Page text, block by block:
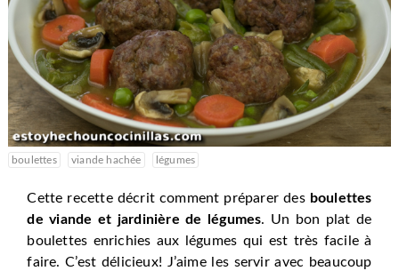
boulettes viande hachée légumes
Cette recette décrit comment préparer des boulettes
de viande et jardinière de légumes. Un bon plat de
boulettes enrichies aux légumes qui est très facile à
faire. C’est délicieux! J’aime les servir avec beaucoup